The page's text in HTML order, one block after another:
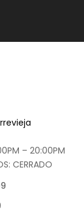
– 20:00PM
CERRADO